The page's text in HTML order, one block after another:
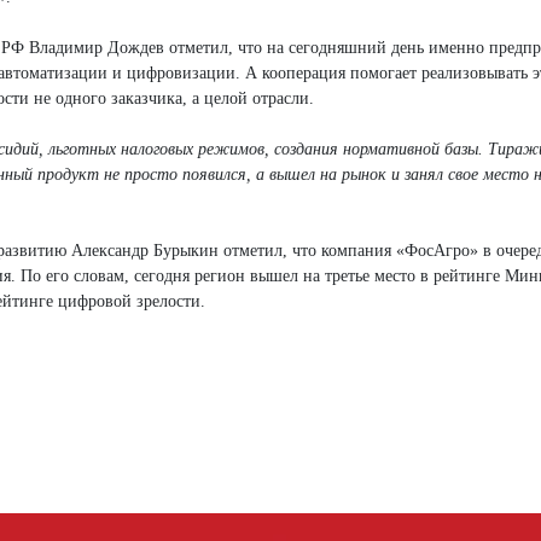
Владимир Дождев отметил, что на сегодняшний день именно
и цифровизации. А кооперация помогает реализовывать
не одного заказчика, а целой отрасли.
льготных налоговых режимов, создания нормативной базы.
продукт не просто появился, а вышел на рынок и занял свое место
Александр Бурыкин отметил, что компания «ФосАгро» в
По его словам, сегодня регион вышел на третье место в рейтинге
цифровой зрелости.